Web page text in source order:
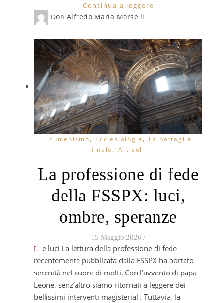
Continua a leggere
Don Alfredo Maria Morselli
Ecumenismo, Ecclesiologia , La battaglia
finale , Articoli
La professione di fede
della FSSPX: luci,
ombre, speranze
15 Maggio 2026 /
Le luci La lettura della professione di fede
recentemente pubblicata dalla FSSPX ha portato
serenità nel cuore di molti. Con l’avvento di papa
Leone, senz’altro siamo ritornati a leggere dei
bellissimi interventi magisteriali. Tuttavia, la